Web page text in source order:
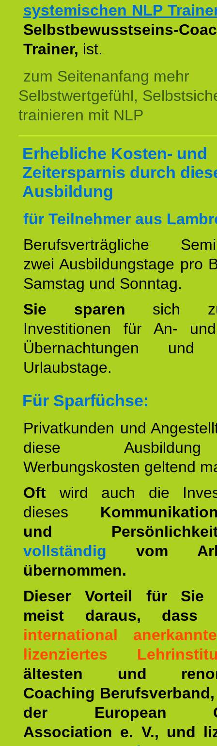
systemischen NLP
Selbstbewusstseins-
Trainer, ist.
zum Seitenanfang mehr
Selbstwertgefühl,
trainieren mit NLP
Erhebliche Kosten- und
Zeitersparnis durch
Ausbildung
für Teilnehmer aus
Berufsverträgliche
zwei Ausbildungstage pro
Samstag und Sonntag.
Sie sparen sich
Investitionen für An-
Übernachtungen und
Urlaubstage.
Für Sparfüchse:
Privatkunden und
diese
Werbungskosten geltend
Oft wird auch die
dieses
und
vollständig vom
übernommen.
Dieser Vorteil für Sie
meist daraus,
international
lizenziertes
ältesten und
Coaching
der European
Association e. V., und